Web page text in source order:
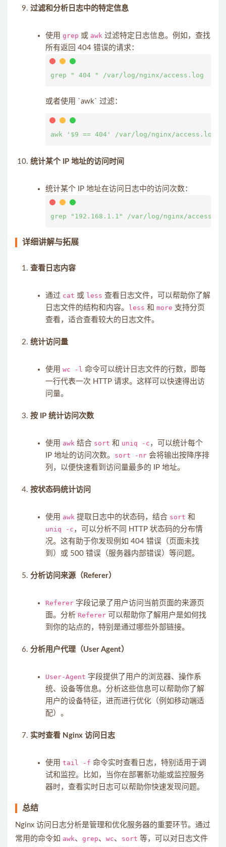
过滤和分析日志中的特定信息
使用 grep 或 awk 过滤特定日志信息。例如，查找
所有返回 404 错误的请求：
或者使用 `awk` 过滤：
统计某个 IP 地址的访问时间
统计某个 IP 地址在访问日志中的访问次数：
详细讲解与拓展
查看日志内容
通过 cat 或 less 查看日志文件，可以帮助你了解
日志文件的结构和内容。
less 和 more 支持分页
查看，适合查看较大的日志文件。
统计访问量
使用 wc -l 命令可以统计日志文件的行数，即每
一行代表一次 HTTP 请求。这样可以快速得出访
问量。
按 IP 统计访问次数
使用 awk 结合 sort 和 uniq -c ，可以统计每个
IP 地址的访问次数。 sort -nr 会将输出按降序排
列，以便快速看到访问量最多的 IP 地址。
按状态码统计访问
使用 awk 提取日志中的状态码，结合 sort 和
uniq -c ，可以分析不同 HTTP 状态码的分布情
况。这有助于你发现例如 404 错误（页面未找
到）或 500 错误（服务器内部错误）等问题。
分析访问来源（Referer）
Referer 字段记录了用户访问当前页面的来源页
面。分析 Referer 可以帮助你了解用户是如何找
到你的站点的，特别是通过哪些外部链接。
分析用户代理（User Agent）
User-Agent 字段提供了用户的浏览器、操作系
统、设备等信息。分析这些信息可以帮助你了解
用户的设备特征，进而进行优化（例如移动端适
配）。
实时查看 Nginx 访问日志
使用 tail -f 命令实时查看日志，特别适用于调
试和监控。比如，当你在部署新功能或监控服务
器时，查看实时日志可以帮助你快速发现问题。
总结
Nginx 访问日志分析是管理和优化服务器的重要环节。通过
常用的命令如 awk、 grep、 wc、 sort 等，可以对日志文件